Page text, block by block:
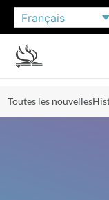
Français
Toutes les nouvelles